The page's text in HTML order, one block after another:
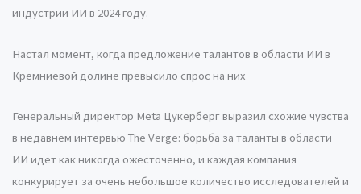
индустрии ИИ в 2024 году.
Настал момент, когда предложение талантов в области ИИ в
Кремниевой долине превысило спрос на них
Генеральный директор Meta Цукерберг выразил схожие чувства
в недавнем интервью The Verge: борьба за таланты в области
ИИ идет как никогда ожесточенно, и каждая компания
конкурирует за очень небольшое количество исследователей и